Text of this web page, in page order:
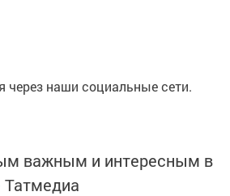
через наши социальные сети.
важным и интересным в
Татмедиа